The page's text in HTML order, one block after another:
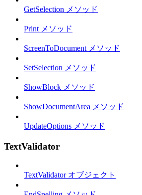
GetSelection メソッド
Print メソッド
ScreenToDocument メソッド
SetSelection メソッド
ShowBlock メソッド
ShowDocumentArea メソッド
UpdateOptions メソッド
TextValidator
TextValidator オブジェクト